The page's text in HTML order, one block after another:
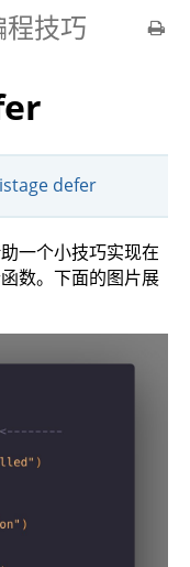
技巧
defer
一个小技巧实现在
数。下面的图片展